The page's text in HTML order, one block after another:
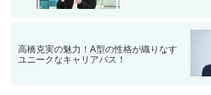
高橋克実の魅力！A型の性格が織りなす
ユニークなキャリアパス！